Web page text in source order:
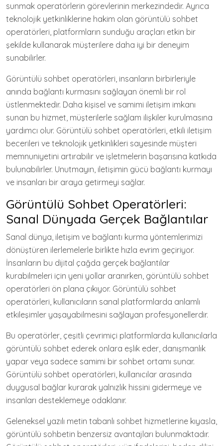
sunmak operatörlerin görevlerinin merkezindedir. Ayrıca
teknolojik yetkinliklerine hakim olan görüntülü sohbet
operatörleri, platformların sunduğu araçları etkin bir
şekilde kullanarak müşterilere daha iyi bir deneyim
sunabilirler.
Görüntülü sohbet operatörleri, insanların birbirleriyle
anında bağlantı kurmasını sağlayan önemli bir rol
üstlenmektedir. Daha kişisel ve samimi iletişim imkanı
sunan bu hizmet, müşterilerle sağlam ilişkiler kurulmasına
yardımcı olur. Görüntülü sohbet operatörleri, etkili iletişim
becerileri ve teknolojik yetkinlikleri sayesinde müşteri
memnuniyetini artırabilir ve işletmelerin başarısına katkıda
bulunabilirler. Unutmayın, iletişimin gücü bağlantı kurmayı
ve insanları bir araya getirmeyi sağlar.
Görüntülü Sohbet Operatörleri:
Sanal Dünyada Gerçek Bağlantılar
Sanal dünya, iletişim ve bağlantı kurma yöntemlerimizi
dönüştüren ilerlemelerle birlikte hızla evrim geçiriyor.
İnsanların bu dijital çağda gerçek bağlantılar
kurabilmeleri için yeni yollar aranırken, görüntülü sohbet
operatörleri ön plana çıkıyor. Görüntülü sohbet
operatörleri, kullanıcıların sanal platformlarda anlamlı
etkileşimler yaşayabilmesini sağlayan profesyonellerdir.
Bu operatörler, çeşitli çevrimiçi platformlarda kullanıcılarla
görüntülü sohbet ederek onlara eşlik eder, danışmanlık
yapar veya sadece samimi bir sohbet ortamı sunar.
Görüntülü sohbet operatörleri, kullanıcılar arasında
duygusal bağlar kurarak yalnızlık hissini gidermeye ve
insanları desteklemeye odaklanır.
Geleneksel yazılı metin tabanlı sohbet hizmetlerine kıyasla,
görüntülü sohbetin benzersiz avantajları bulunmaktadır.